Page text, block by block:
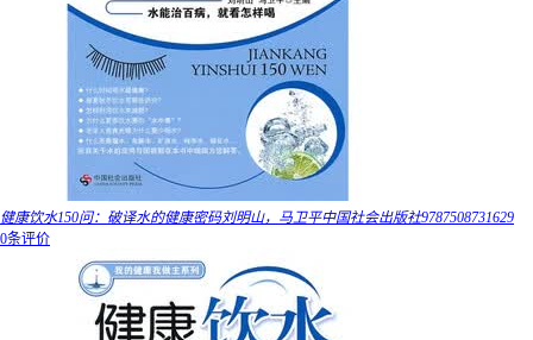
健康饮水150问：破译水的健康密码刘明山，马卫平中国社会出版社9787508731629
0条评价